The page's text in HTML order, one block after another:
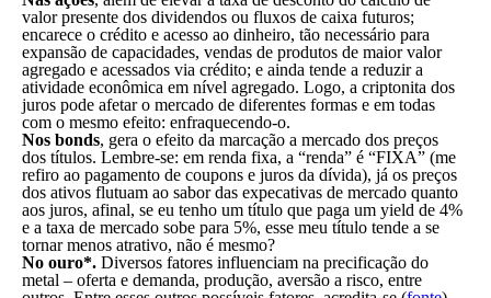
valor presente dos dividendos ou fluxos de caixa futuros;
encarece o crédito e acesso ao dinheiro, tão necessário para
expansão de capacidades, vendas de produtos de maior valor
agregado e acessados via crédito; e ainda tende a reduzir a
atividade econômica em nível agregado. Logo, a criptonita dos
juros pode afetar o mercado de diferentes formas e em todas
com o mesmo efeito: enfraquecendo-o.
Nos bonds, gera o efeito da marcação a mercado dos preços
dos títulos. Lembre-se: em renda fixa, a “renda” é “FIXA” (me
refiro ao pagamento de coupons e juros da dívida), já os preços
dos ativos flutuam ao sabor das expecativas de mercado quanto
aos juros, afinal, se eu tenho um título que paga um yield de 4%
e a taxa de mercado sobe para 5%, esse meu título tende a se
tornar menos atrativo, não é mesmo?
No ouro*. Diversos fatores influenciam na precificação do
metal – oferta e demanda, produção, aversão a risco, entre